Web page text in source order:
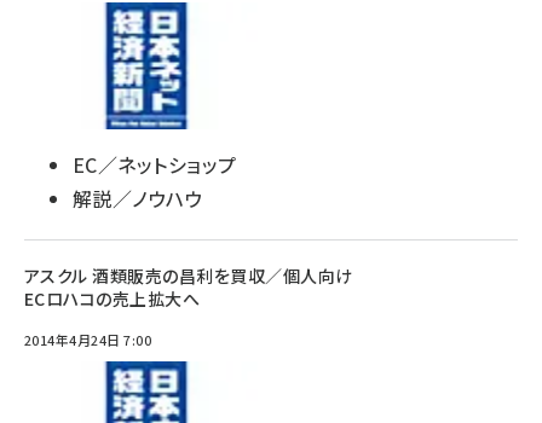
EC／ネットショップ
解説／ノウハウ
アスクル 酒類販売の昌利を買収／個人向け
ECロハコの売上拡大へ
2014年4月24日 7:00